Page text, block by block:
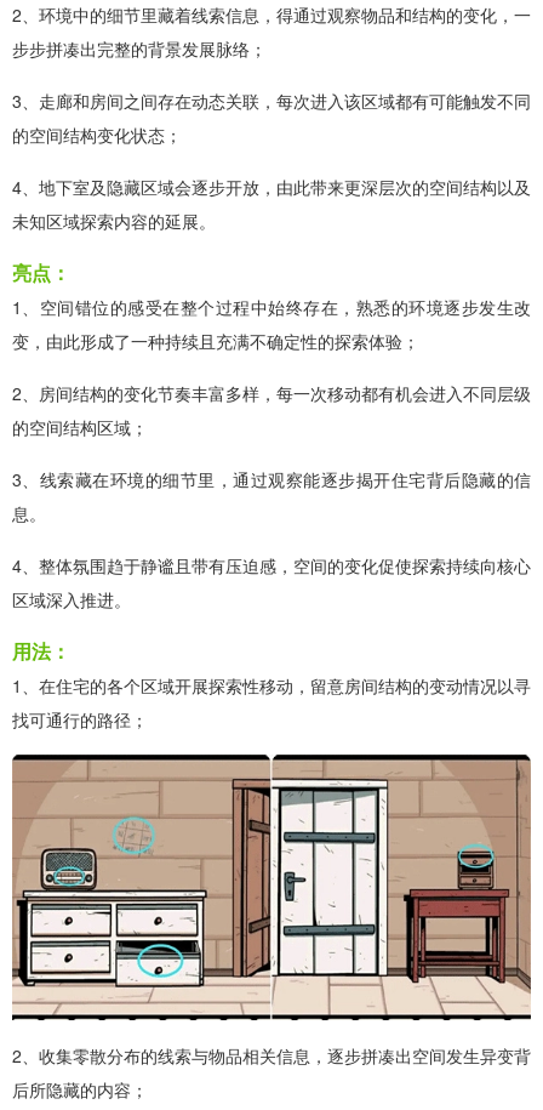
2、环境中的细节里藏着线索信息，得通过观察物品和结构的变化，一
步步拼凑出完整的背景发展脉络；
3、走廊和房间之间存在动态关联，每次进入该区域都有可能触发不同
的空间结构变化状态；
4、地下室及隐藏区域会逐步开放，由此带来更深层次的空间结构以及
未知区域探索内容的延展。
亮点：
1、空间错位的感受在整个过程中始终存在，熟悉的环境逐步发生改
变，由此形成了一种持续且充满不确定性的探索体验；
2、房间结构的变化节奏丰富多样，每一次移动都有机会进入不同层级
的空间结构区域；
3、线索藏在环境的细节里，通过观察能逐步揭开住宅背后隐藏的信
息。
4、整体氛围趋于静谧且带有压迫感，空间的变化促使探索持续向核心
区域深入推进。
用法：
1、在住宅的各个区域开展探索性移动，留意房间结构的变动情况以寻
找可通行的路径；
2、收集零散分布的线索与物品相关信息，逐步拼凑出空间发生异变背
后所隐藏的内容；